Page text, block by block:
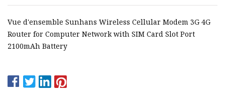
Vue d'ensemble Sunhans Wireless Cellular Modem 3G 4G
Router for Computer Network with SIM Card Slot Port
2100mAh Battery